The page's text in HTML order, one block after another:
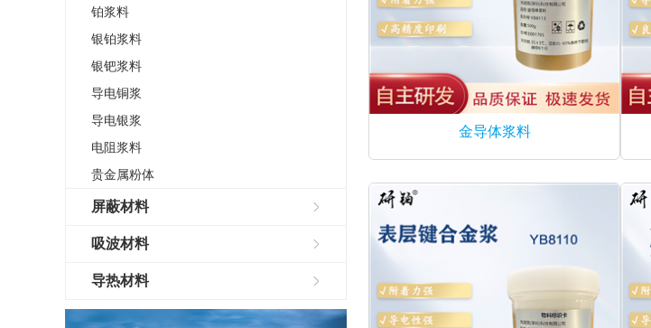
铂浆料
银铂浆料
银钯浆料
导电铜浆
导电银浆
电阻浆料
贵金属粉体
屏蔽材料
吸波材料
导热材料
金导体浆料